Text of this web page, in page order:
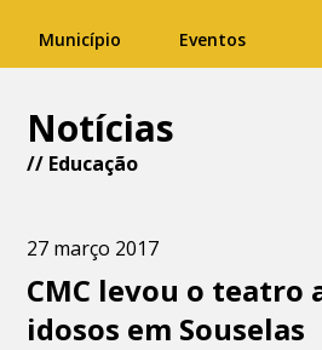
Município Eventos
Notícias
// Educação
27 março 2017
CMC levou o teatro
idosos em Souselas